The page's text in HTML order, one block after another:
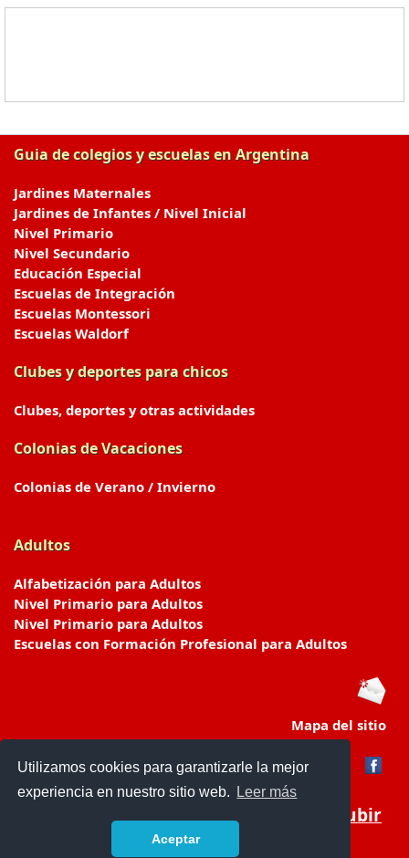
Utilizamos cookies para garantizarle la mejor
experiencia en nuestro sitio web.
Leer más
Aceptar
Guia de colegios y escuelas en Argentina
Jardines Maternales
Jardines de Infantes / Nivel Inicial
Nivel Primario
Nivel Secundario
Educación Especial
Escuelas de Integración
Escuelas Montessori
Escuelas Waldorf
Clubes y deportes para chicos
Clubes, deportes y otras actividades
Colonias de Vacaciones
Colonias de Verano / Invierno
Adultos
Alfabetización para Adultos
Nivel Primario para Adultos
Nivel Primario para Adultos
Escuelas con Formación Profesional para Adultos
Mapa del sitio
Subir